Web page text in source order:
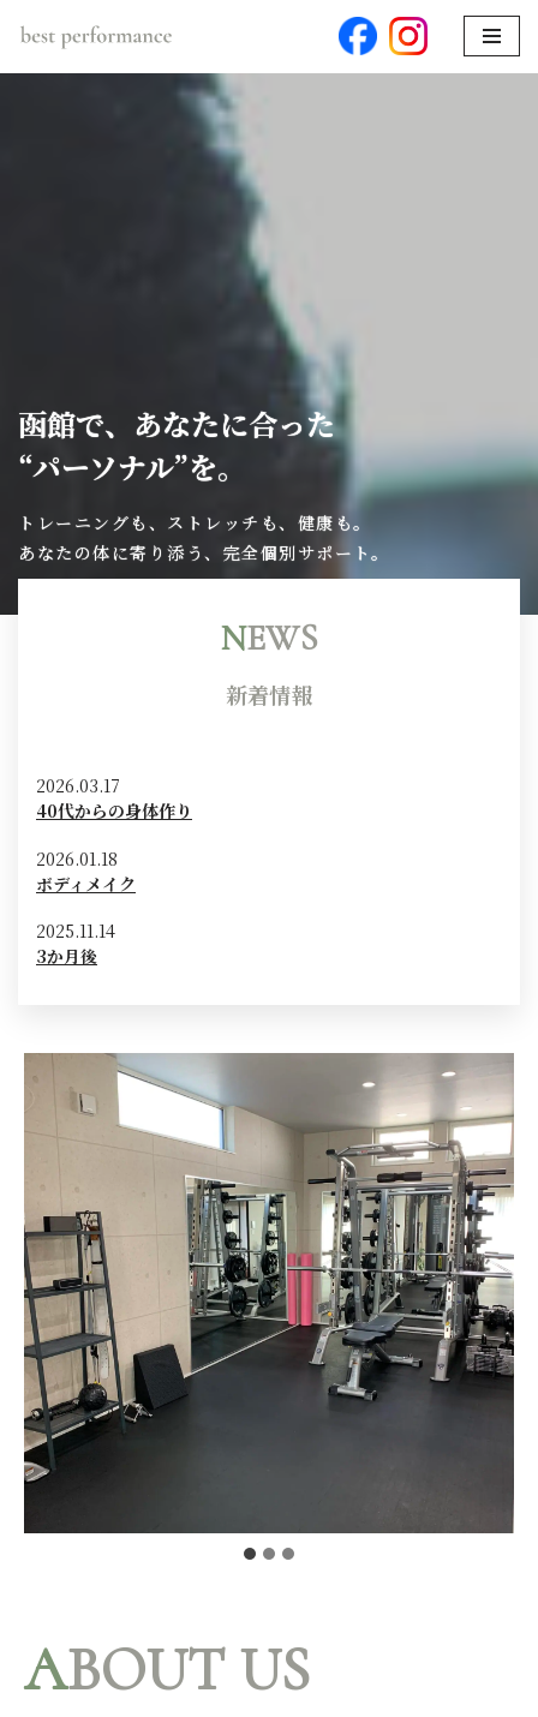
函館で、あなたに合った
“パーソナル”を。
トレーニングも、ストレッチも、健康も。
あなたの体に寄り添う、完全個別サポート。
NEWS
新着情報
40代からの身体作り
2026.03.17
ボディメイク
2026.01.18
3か月後
2025.11.14
ABOUT US